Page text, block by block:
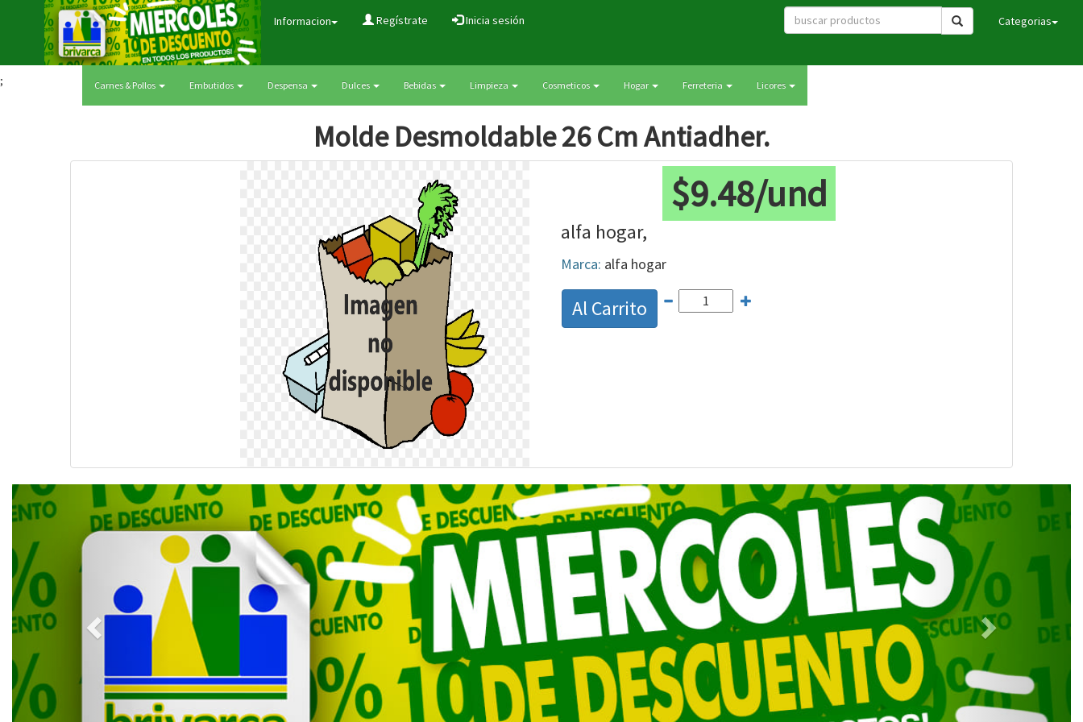
;
Categorias
Informacion Regístrate Inicia sesión
Carnes & Pollos Embutidos Despensa Dulces Bebidas Limpieza Cosmeticos Hogar Ferreteria Licores
Molde Desmoldable 26 Cm Antiadher.
$9.48/und
alfa hogar,
Marca: alfa hogar
Al Carrito